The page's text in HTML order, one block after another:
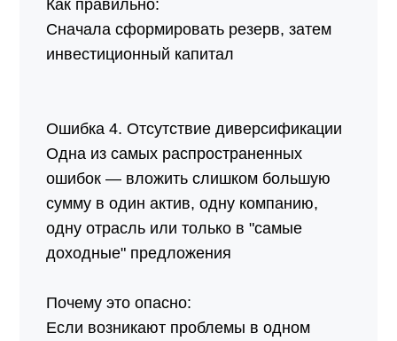
Как правильно:
Сначала сформировать резерв, затем
инвестиционный капитал
Ошибка 4. Отсутствие диверсификации
Одна из самых распространенных
ошибок — вложить слишком большую
сумму в один актив, одну компанию,
одну отрасль или только в "самые
доходные" предложения
Почему это опасно:
Если возникают проблемы в одном